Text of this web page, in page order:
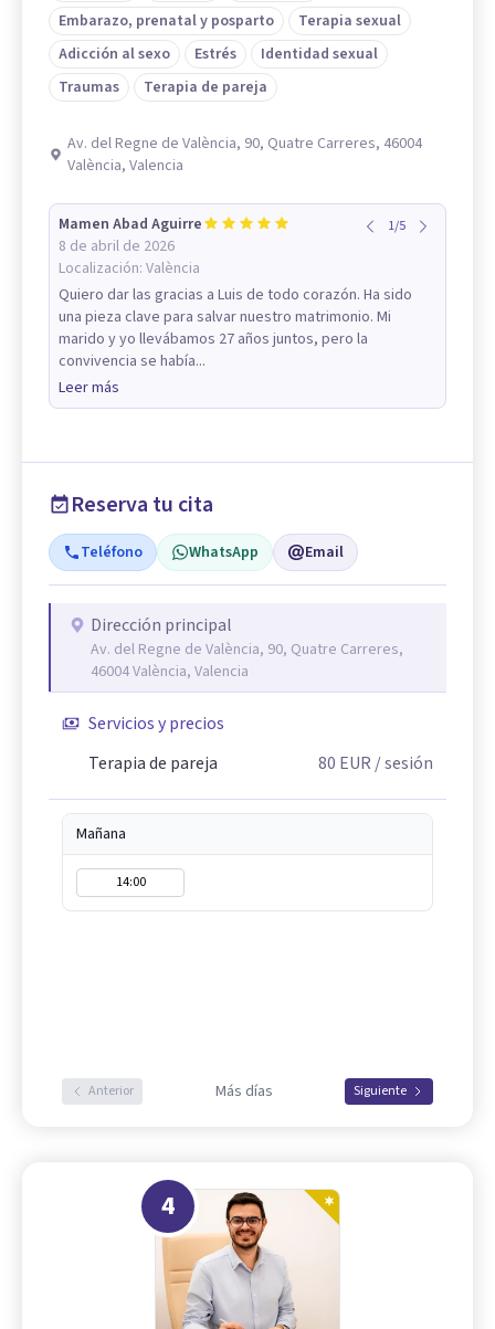
Embarazo, prenatal y posparto
Terapia sexual
Adicción al sexo
Estrés
Identidad sexual
Traumas
Terapia de pareja
Av. del Regne de València, 90, Quatre Carreres, 46004
València, Valencia
Mamen Abad Aguirre
8 de abril de 2026
Localización: València
1/5
Quiero dar las gracias a Luis de todo corazón. Ha sido
una pieza clave para salvar nuestro matrimonio. Mi
marido y yo llevábamos 27 años juntos, pero la
convivencia se había...
Leer más
Reserva tu cita
Teléfono WhatsApp Email
Dirección principal
Av. del Regne de València, 90, Quatre Carreres,
46004 València, Valencia
Servicios y precios
Terapia de pareja
80 EUR / sesión
Mañana
14:00
Anterior Más días Siguiente
4